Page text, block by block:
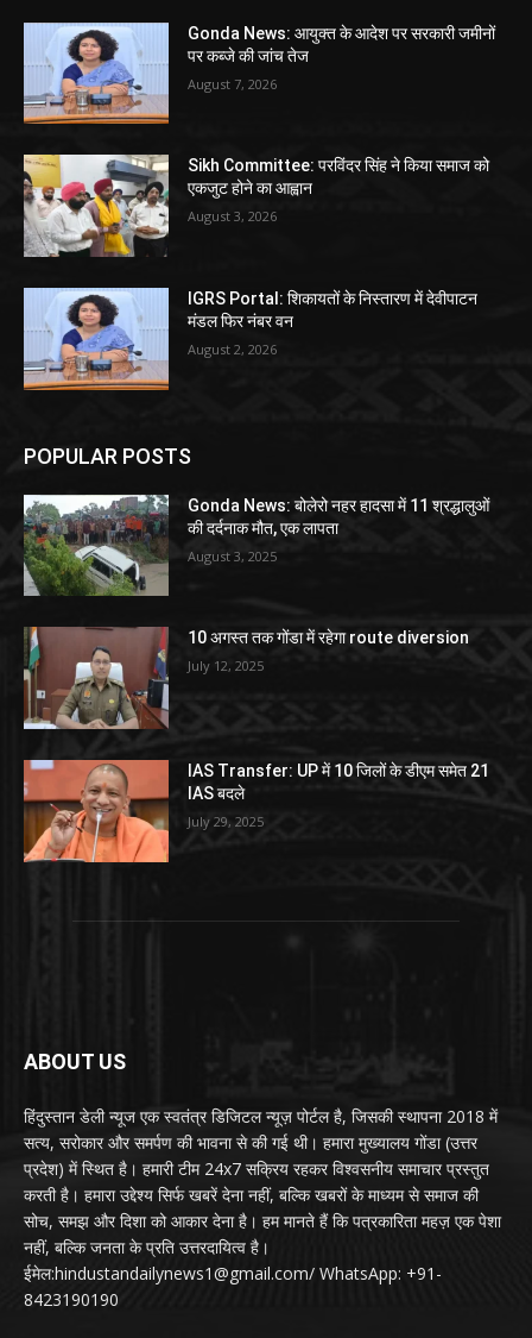
Gonda News: आयुक्त के आदेश पर सरकारी जमीनों
पर कब्जे की जांच तेज
August 7, 2026
Sikh Committee: परविंदर सिंह ने किया समाज को
एकजुट होने का आह्वान
August 3, 2026
IGRS Portal: शिकायतों के निस्तारण में देवीपाटन
मंडल फिर नंबर वन
August 2, 2026
POPULAR POSTS
Gonda News: बोलेरो नहर हादसा में 11 श्रद्धालुओं
की दर्दनाक मौत, एक लापता
August 3, 2025
10 अगस्त तक गोंडा में रहेगा route diversion
July 12, 2025
IAS Transfer: UP में 10 जिलों के डीएम समेत 21
IAS बदले
July 29, 2025
ABOUT US
हिंदुस्तान डेली न्यूज एक स्वतंत्र डिजिटल न्यूज़ पोर्टल है, जिसकी स्थापना 2018 में
सत्य, सरोकार और समर्पण की भावना से की गई थी। हमारा मुख्यालय गोंडा (उत्तर
प्रदेश) में स्थित है। हमारी टीम 24x7 सक्रिय रहकर विश्वसनीय समाचार प्रस्तुत
करती है। हमारा उद्देश्य सिर्फ खबरें देना नहीं, बल्कि खबरों के माध्यम से समाज की
सोच, समझ और दिशा को आकार देना है। हम मानते हैं कि पत्रकारिता महज़ एक पेशा
नहीं, बल्कि जनता के प्रति उत्तरदायित्व है।
ईमेल:hindustandailynews1@gmail.com/ WhatsApp: +91-
8423190190